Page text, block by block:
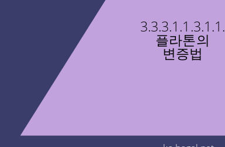
3.3.3.1.1.3.1.1.
플라톤의
변증법